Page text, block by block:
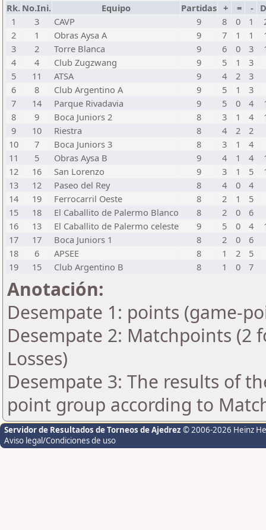
Rk. No.Ini. Equipo Partidas + = -
1
3 CAVP 9 8 0 1
2
1 Obras Aysa A 9 7 1 1
3
2 Torre Blanca 9 6 0 3
4
4 Club Zugzwang 9 5 1
3
5
11 ATSA 9 4 2
3
6
8 Club Argentino A 9 5 1
3
7
14 Parque Rivadavia 9 5 0 4
8
9 Boca Juniors 2 8 3 1 4
9
10 Riestra 8 4 2
2
10
7 Boca Juniors 3 8 3 1
4
11
5 Obras Aysa B 9 4 1 4
12
16 San Lorenzo 9 3 1 5
13
12 Paseo del Rey 8 4 0
4
14
19 Ferrocarril Oeste 8 2 1
5
15
18 El Caballito de Palermo Blanco 8 2 0
6
16
13 El Caballito de Palermo celeste 9 5 0 4
17
17 Boca Juniors 1 8 2 0
6
18
6 APSEE 8 1 2
5
19
15 Club Argentino B 8 1 0 7
Anotación:
Desempate 1: points (game-
Desempate 2: Matchpoints (2
Losses)
Desempate 3: The results of
point group according to
Servidor de Resultados de Torneos de Ajedrez © 2006-2026 Heinz
Aviso legal/Condiciones de uso